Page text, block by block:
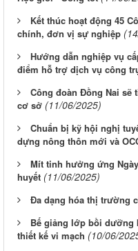
Kết thúc hoạt động 45
chính, đơn vị sự nghiệp
Hướng dẫn nghiệp vụ
điểm hỗ trợ dịch vụ công
Công đoàn Đồng Nai sẽ
cơ sở (11/06/2025)
Chuẩn bị kỹ hội nghị
dựng nông thôn mới và
Mít tinh hưởng ứng
huyết (11/06/2025)
Đa dạng hóa thị trường
Bế giảng lớp bồi dưỡng
thiết kế vi mạch (10/06/